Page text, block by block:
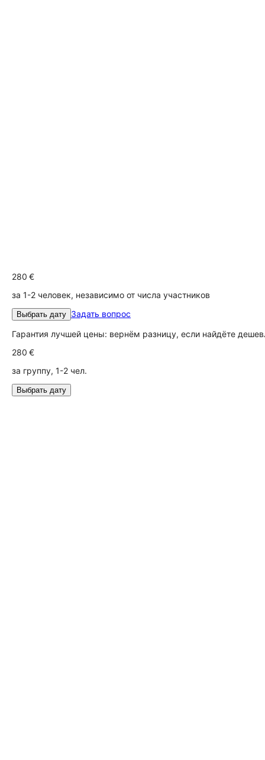
280 €
за 1-2 человек, независимо от числа участников
Выбрать дату Задать вопрос
Гарантия лучшей цены: вернём разницу, если найдёте
280 €
за группу, 1-2 чел.
Выбрать дату